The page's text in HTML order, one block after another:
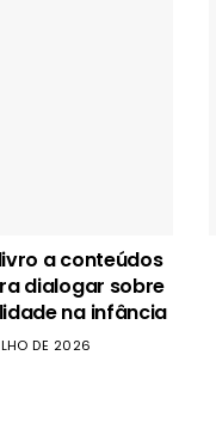
a conteúdos
dialogar sobre
na infância
DE 2026